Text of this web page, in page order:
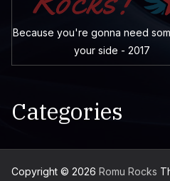
Because you're gonna need
your side - 2017
Categories
Copyright © 2026 Romu Rocks